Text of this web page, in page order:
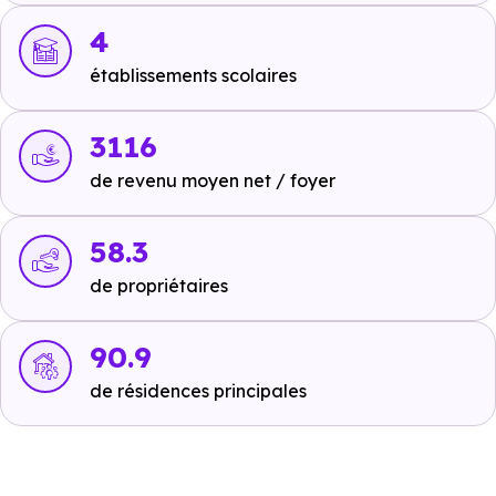
Crèche :
Maison de l'enfant au Jardin des Loupiots
Maternelle :
Primaire :
en voiture ou à 1.6 km, soit 19 min à pied
Collège :
4
établissements scolaires
3116
de revenu moyen net / foyer
58.3
de propriétaires
90.9
de résidences principales